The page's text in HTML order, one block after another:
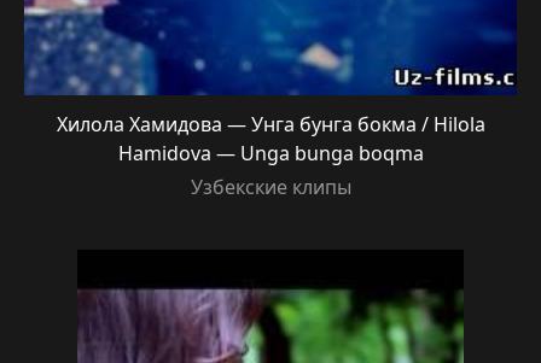
Хилола Хамидова — Унга бунга бокма / Hilola
Hamidova — Unga bunga boqma
Узбекские клипы